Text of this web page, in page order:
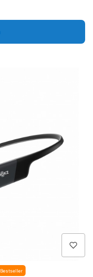
Bestseller